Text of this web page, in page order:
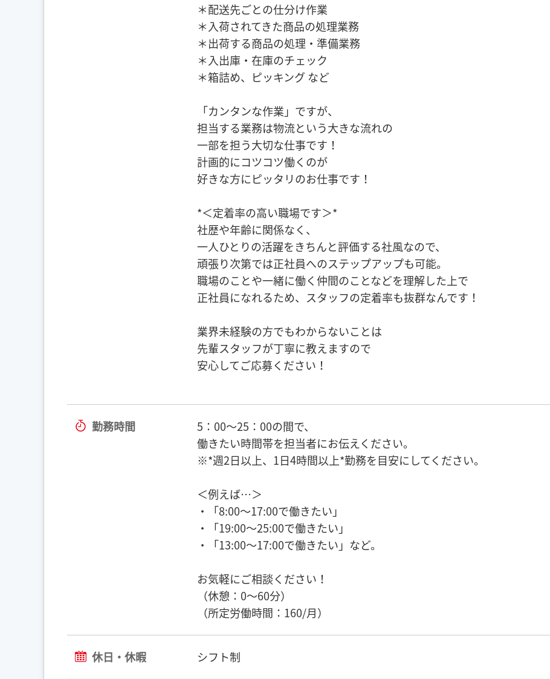
＊配送先ごとの仕分け作業
＊入荷されてきた商品の処理業務
＊出荷する商品の処理・準備業務
＊入出庫・在庫のチェック
＊箱詰め、ピッキング など
「カンタンな作業」ですが、
担当する業務は物流という大きな流れの
一部を担う大切な仕事です！
計画的にコツコツ働くのが
好きな方にピッタリのお仕事です！
*＜定着率の高い職場です＞*
社歴や年齢に関係なく、
一人ひとりの活躍をきちんと評価する社風なので、
頑張り次第では正社員へのステップアップも可能。
職場のことや一緒に働く仲間のことなどを理解した上で
正社員になれるため、スタッフの定着率も抜群なんです！
業界未経験の方でもわからないことは
先輩スタッフが丁寧に教えますので
安心してご応募ください！
勤務時間
5：00～25：00の間で、
働きたい時間帯を担当者にお伝えください。
※*週2日以上、1日4時間以上*勤務を目安にしてください。
＜例えば…＞
・「8:00～17:00で働きたい」
・「19:00～25:00で働きたい」
・「13:00～17:00で働きたい」など。
お気軽にご相談ください！
（休憩：0～60分）
（所定労働時間：160/月）
休日・休暇 シフト制